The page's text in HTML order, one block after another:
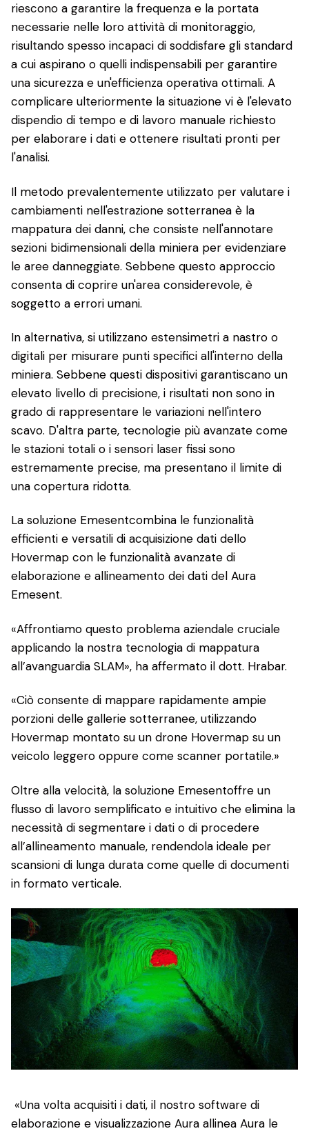
riescono a garantire la frequenza e la portata
necessarie nelle loro attività di monitoraggio,
risultando spesso incapaci di soddisfare gli standard
a cui aspirano o quelli indispensabili per garantire
una sicurezza e un'efficienza operativa ottimali. A
complicare ulteriormente la situazione vi è l'elevato
dispendio di tempo e di lavoro manuale richiesto
per elaborare i dati e ottenere risultati pronti per
l'analisi.
Il metodo prevalentemente utilizzato per valutare i
cambiamenti nell'estrazione sotterranea è la
mappatura dei danni, che consiste nell'annotare
sezioni bidimensionali della miniera per evidenziare
le aree danneggiate. Sebbene questo approccio
consenta di coprire un'area considerevole, è
soggetto a errori umani.
In alternativa, si utilizzano estensimetri a nastro o
digitali per misurare punti specifici all'interno della
miniera. Sebbene questi dispositivi garantiscano un
elevato livello di precisione, i risultati non sono in
grado di rappresentare le variazioni nell'intero
scavo. D'altra parte, tecnologie più avanzate come
le stazioni totali o i sensori laser fissi sono
estremamente precise, ma presentano il limite di
una copertura ridotta.
La soluzione Emesentcombina le funzionalità
efficienti e versatili di acquisizione dati dello
Hovermap con le funzionalità avanzate di
elaborazione e allineamento dei dati del Aura
Emesent.
«Affrontiamo questo problema aziendale cruciale
applicando la nostra tecnologia di mappatura
all’avanguardia SLAM», ha affermato il dott. Hrabar.
«Ciò consente di mappare rapidamente ampie
porzioni delle gallerie sotterranee, utilizzando
Hovermap montato su un drone Hovermap su un
veicolo leggero oppure come scanner portatile.»
Oltre alla velocità, la soluzione Emesentoffre un
flusso di lavoro semplificato e intuitivo che elimina la
necessità di segmentare i dati o di procedere
all’allineamento manuale, rendendola ideale per
scansioni di lunga durata come quelle di documenti
in formato verticale.
«Una volta acquisiti i dati, il nostro software di
elaborazione e visualizzazione Aura allinea Aura le